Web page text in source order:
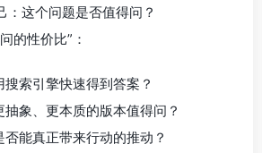
：这个问题是否值得问？
的性价比”：
索引擎快速得到答案？
象、更本质的版本值得问？
能真正带来行动的推动？